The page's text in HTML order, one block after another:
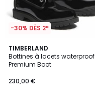
-30% DÈS 2*
TIMBERLAND
Bottines à lacets waterproof
Premium Boot
230,00 €
4,4
/ 5